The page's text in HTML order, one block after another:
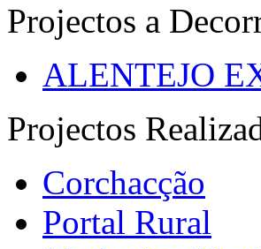
Projectos a
ALENTEJO
Projectos
Corchacção
Portal Rural